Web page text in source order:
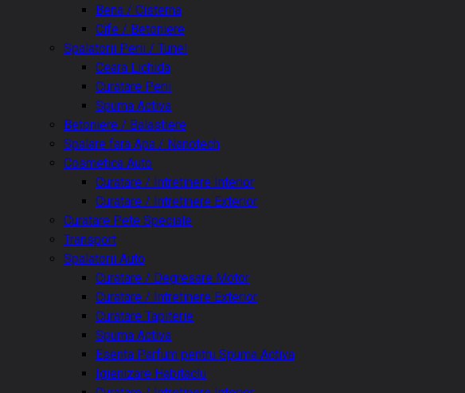
Bena / Cisterna
Cife / Betoniere
Spalatorii Perii / Tunel
Ceara Lichida
Curatare Perii
Spuma Activa
Betoniere / Balastiere
Spalare fara Apa / Nanotech
Cosmetica Auto
Curatare / Intretinere Interior
Curatare / Intretinere Exterior
Curatare Pete Speciale
Transport
Spalatorii Auto
Curatare / Degresare Motor
Curatare / Intretinere Exterior
Curatare Tapiterie
Spuma Activa
Esenta Parfum pentru Spuma Activa
Igienizare Habitaclu